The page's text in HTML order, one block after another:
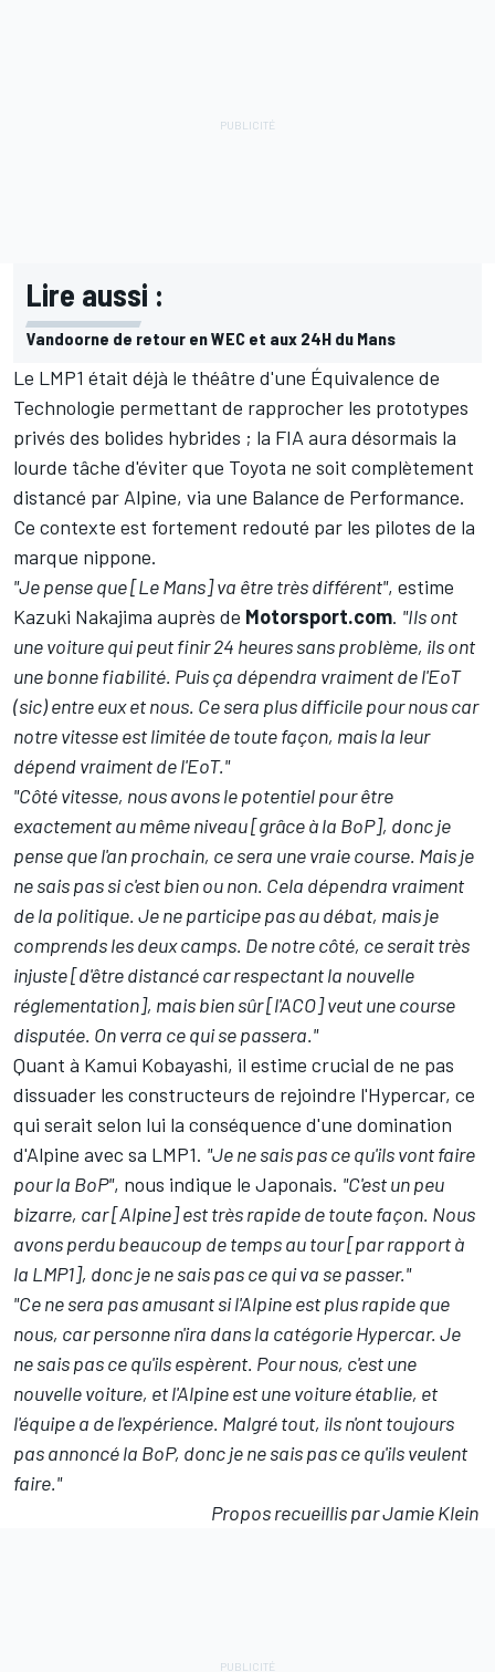
Lire aussi :
Vandoorne de retour en WEC et aux 24H du Mans
Le LMP1 était déjà le théâtre d'une Équivalence de
Technologie permettant de rapprocher les prototypes
privés des bolides hybrides ; la FIA aura désormais la
lourde tâche d'éviter que Toyota ne soit complètement
distancé par Alpine, via une Balance de Performance.
Ce contexte est fortement redouté par les pilotes de la
marque nippone.
"Je pense que [Le Mans] va être très différent", estime
Kazuki Nakajima auprès de Motorsport.com. "Ils ont
une voiture qui peut finir 24 heures sans problème, ils ont
une bonne fiabilité. Puis ça dépendra vraiment de l'EoT
(sic) entre eux et nous. Ce sera plus difficile pour nous car
notre vitesse est limitée de toute façon, mais la leur
dépend vraiment de l'EoT."
"Côté vitesse, nous avons le potentiel pour être
exactement au même niveau [grâce à la BoP], donc je
pense que l'an prochain, ce sera une vraie course. Mais je
ne sais pas si c'est bien ou non. Cela dépendra vraiment
de la politique. Je ne participe pas au débat, mais je
comprends les deux camps. De notre côté, ce serait très
injuste [d'être distancé car respectant la nouvelle
réglementation], mais bien sûr [l'ACO] veut une course
disputée. On verra ce qui se passera."
Quant à Kamui Kobayashi, il estime crucial de ne pas
dissuader les constructeurs de rejoindre l'Hypercar, ce
qui serait selon lui la conséquence d'une domination
d'Alpine avec sa LMP1. "Je ne sais pas ce qu'ils vont faire
pour la BoP", nous indique le Japonais. "C'est un peu
bizarre, car [Alpine] est très rapide de toute façon. Nous
avons perdu beaucoup de temps au tour [par rapport à
la LMP1], donc je ne sais pas ce qui va se passer."
"Ce ne sera pas amusant si l'Alpine est plus rapide que
nous, car personne n'ira dans la catégorie Hypercar. Je
ne sais pas ce qu'ils espèrent. Pour nous, c'est une
nouvelle voiture, et l'Alpine est une voiture établie, et
l'équipe a de l'expérience. Malgré tout, ils n'ont toujours
pas annoncé la BoP, donc je ne sais pas ce qu'ils veulent
faire."
Propos recueillis par Jamie Klein